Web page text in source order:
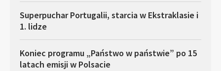
Superpuchar Portugalii, starcia w Ekstraklasie i
1. lidze
Koniec programu „Państwo w państwie” po 15
latach emisji w Polsacie